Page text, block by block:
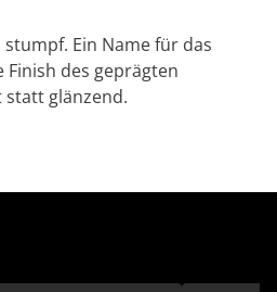
Ein Name für das
des geprägten
statt glänzend.